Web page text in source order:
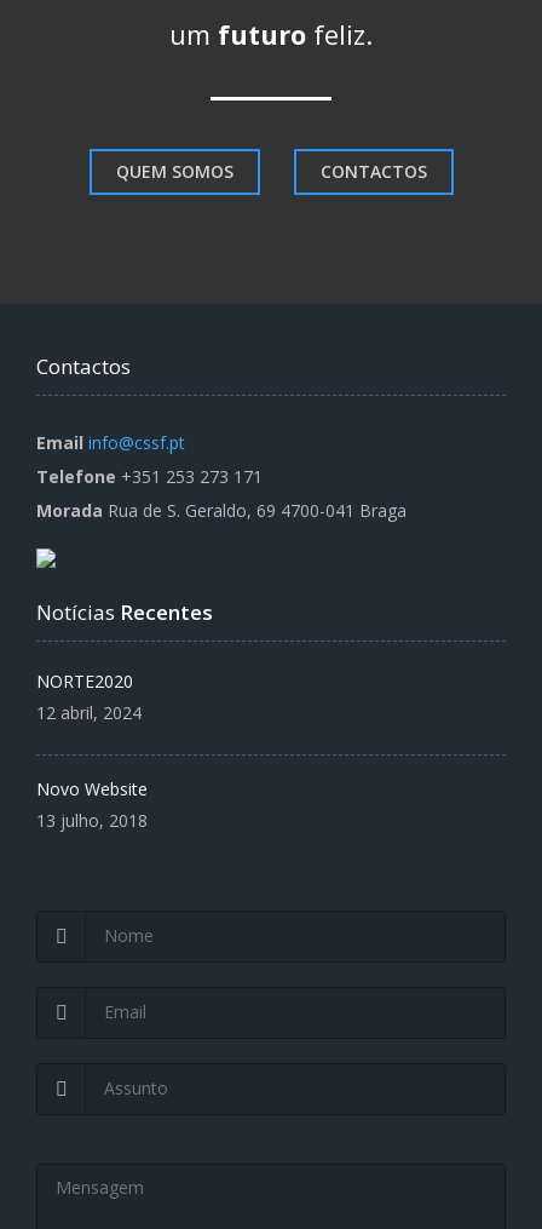
um futuro feliz.
QUEM SOMOS CONTACTOS
Contactos
Email info@cssf.pt
Telefone +351 253 273 171
Morada Rua de S. Geraldo, 69 4700-041 Braga
Notícias Recentes
NORTE2020
12 abril, 2024
Novo Website
13 julho, 2018